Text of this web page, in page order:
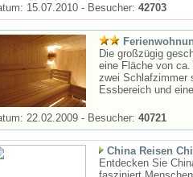
15.07.2010 - Besucher: 42703
Die großzügig
eine Fläche von
zwei Schlafzimmer
Essbereich und
22.02.2009 - Besucher: 40721
China Reisen
Entdecken Sie